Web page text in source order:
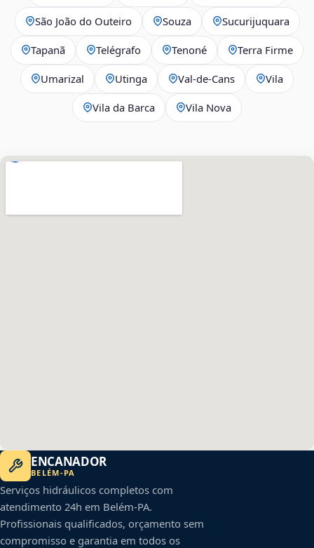
São João do Outeiro Souza Sucurijuquara
Tapanã Telégrafo Tenoné Terra Firme
Umarizal Utinga Val-de-Cans Vila
Vila da Barca Vila Nova
ENCANADOR
BELÉM-PA
Serviços hidráulicos completos com
atendimento 24h em Belém-PA.
Profissionais qualificados, orçamento sem
compromisso e garantia em todos os